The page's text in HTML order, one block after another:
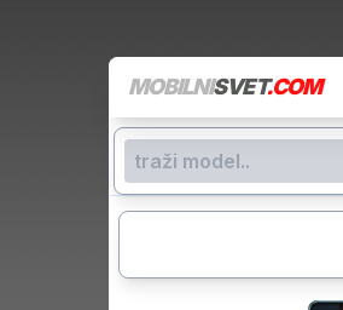
MOBILNISVET.COM